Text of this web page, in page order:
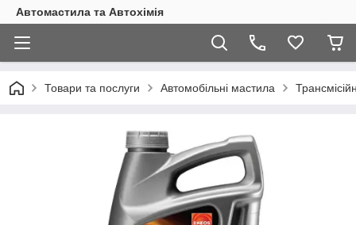
Автомастила та Автохімія
Товари та послуги Автомобільні мастила